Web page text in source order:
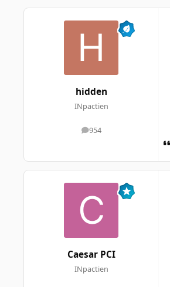
hidden
INpactien
954
messages
Caesar PCI
INpactien